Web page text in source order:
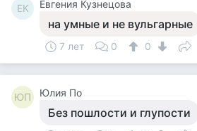
ЕК Евгения Кузнецова
на умные и не вульгарные
7 лет 0 0
ЮП Юлия По
Без пошлости и глупости